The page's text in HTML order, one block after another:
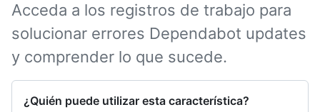
Acceda a los registros de trabajo para
solucionar errores Dependabot updates
y comprender lo que sucede.
¿Quién puede utilizar esta característica?